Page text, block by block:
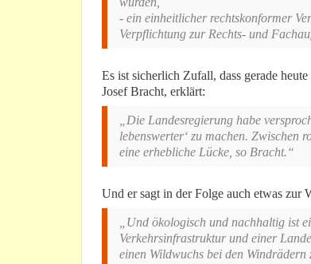
- ein einheitlicher rechtskonformer
Verpflichtung zur Rechts- und
Es ist sicherlich Zufall, dass gerade
Josef Bracht, erklärt:
„Die Landesregierung habe
lebenswerter‘ zu machen. Zwischen
eine erhebliche Lücke, so Bracht.“
Und er sagt in der Folge auch etwas zur
„Und ökologisch und nachhaltig ist
Verkehrsinfrastruktur und einer
einen Wildwuchs bei den